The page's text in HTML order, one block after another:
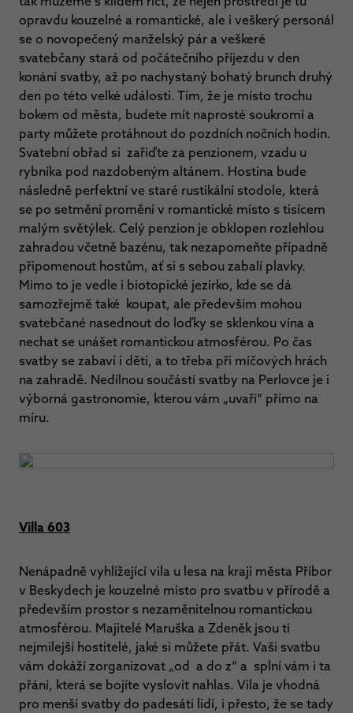
opravdu kouzelné a romantické, ale i veškerý personál
se o novopečený manželský pár a veškeré
svatebčany stará od počátečního příjezdu v den
konání svatby, až po nachystaný bohatý brunch druhý
den po této velké události. Tím, že je místo trochu
bokem od města, budete mít naprosté soukromí a
party můžete protáhnout do pozdních nočních hodin.
Svatební obřad si zařiďte za penzionem, vzadu u
rybníka pod nazdobeným altánem. Hostina bude
následně perfektní ve staré rustikální stodole, která
se po setmění promění v romantické místo s tisícem
malým světýlek. Celý penzion je obklopen rozlehlou
zahradou včetně bazénu, tak nezapomeňte případně
připomenout hostům, ať si s sebou zabalí plavky.
Mimo to je vedle i biotopické jezírko, kde se dá
samozřejmě také koupat, ale především mohou
svatebčané nasednout do loďky se sklenkou vína a
nechat se unášet romantickou atmosférou. Po čas
svatby se zabaví i děti, a to třeba při míčových hrách
na zahradě. Nedílnou součástí svatby na Perlovce je i
výborná gastronomie, kterou vám „uvaří“ přímo na
míru.
Villa 603
Nenápadně vyhlížející vila u lesa na kraji města Příbor
v Beskydech je kouzelné místo pro svatbu v přírodě a
především prostor s nezaměnitelnou romantickou
atmosférou. Majitelé Maruška a Zdeněk jsou ti
nejmilejší hostitelé, jaké si můžete přát. Vaši svatbu
vám dokáží zorganizovat „od a do z“ a splní vám i ta
přání, která se bojíte vyslovit nahlas. Vila je vhodná
pro menší svatby do padesáti lidí, i přesto, že se tady